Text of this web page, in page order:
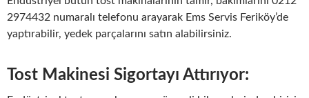
2974432 numaralı telefonu arayarak Ems Servis Feriköy’de
yaptırabilir, yedek parçalarını satın alabilirsiniz.
Tost Makinesi Sigortayı Attırıyor: